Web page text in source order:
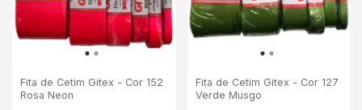
Fita de Cetim Gitex - Cor 152
Rosa Neon
Fita de Cetim Gitex - Cor 127
Verde Musgo